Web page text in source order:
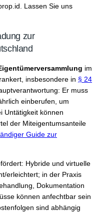
Lassen Sie uns
zur
im
insbesondere in § 24
Er muss
einberufen, um
Untätigkeit können
der Miteigentumsanteile
Guide zur
Hybride und virtuelle
erleichtert; in der Praxis
Dokumentation
können anfechtbar sein
sind abhängig